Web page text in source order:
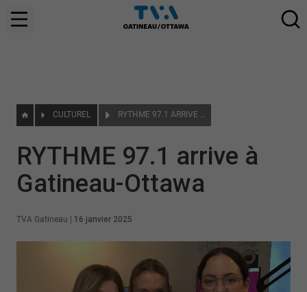
CULTUREL RYTHME 97.1 ARRIVE À GATINEAU-OTTAWA
RYTHME 97.1 arrive à
Gatineau-Ottawa
TVA Gatineau 16 janvier 2025